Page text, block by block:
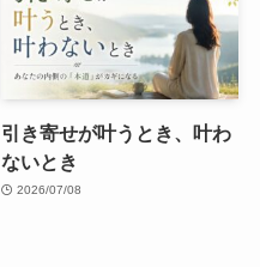
引き寄せが叶うとき、叶わ
ないとき
2026/07/08